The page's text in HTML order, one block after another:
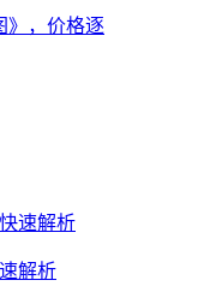
》，价格逐
解析